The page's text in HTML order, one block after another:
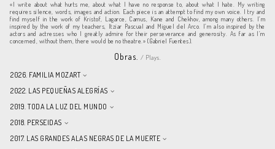
«I write about what hurts me, about what I have no response to, about what I hate. My writing
requires silence, words, images and action. Each piece is an attempt to find my own voice. I try and
find myself in the work of Kristof, Lagarce, Camus, Kane and Chekhov, among many others. I’m
inspired by the work of my teachers, Itziar Pascual and Miguel del Arco. I’m also inspired by the
actors and actresses who I greatly admire for their perseverance and generosity. As far as I’m
concerned, without them, there would be no theatre.» (Gabriel Fuentes).
Obras. / Plays.
2026. FAMILIA MOZART
2022. LAS PEQUEÑAS ALEGRÍAS
2019. TODA LA LUZ DEL MUNDO
2018. PERSEIDAS
2017. LAS GRANDES ALAS NEGRAS DE LA MUERTE